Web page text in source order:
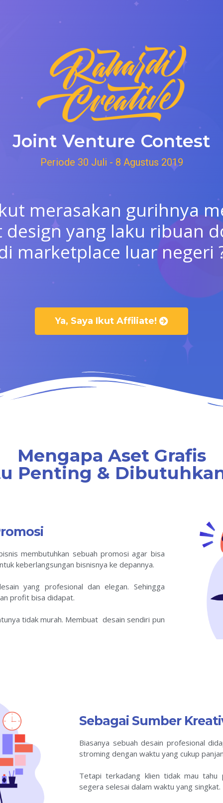
Joint Venture Contest
Periode 30 Juli - 8 Agustus 2019
merasakan gurihnya
design yang laku ribuan
marketplace luar negeri
Ya, Saya Ikut Affiliate!
Mengapa Aset Grafis
Penting &
membutuhkan sebuah promosi agar bisa
keberlangsungan bisnisnya ke depannya.
yang profesional dan elegan. Sehingga
profit bisa didapat.
tidak murah. Membuat desain sendiri pun
Sebagai Sumber
Biasanya sebuah desain profesional
stroming dengan waktu yang cukup
Tetapi terkadang klien tidak mau
segera selesai dalam waktu yang singkat.